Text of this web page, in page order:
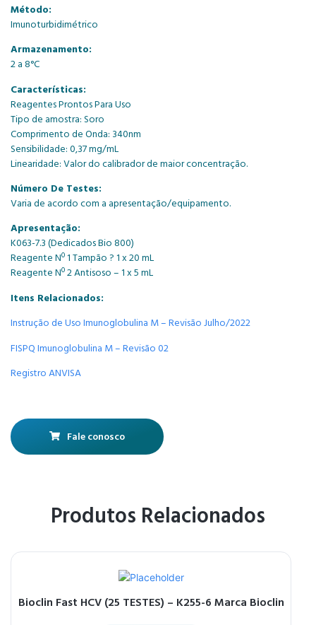
Método:
Imunoturbidimétrico
Armazenamento:
2 a 8°C
Características:
Reagentes Prontos Para Uso
Tipo de amostra: Soro
Comprimento de Onda: 340nm
Sensibilidade: 0,37 mg/mL
Linearidade: Valor do calibrador de maior concentração.
Número De Testes:
Varia de acordo com a apresentação/equipamento.
Apresentação:
K063-7.3 (Dedicados Bio 800)
Reagente Nº 1 Tampão ? 1 x 20 mL
Reagente Nº 2 Antisoso – 1 x 5 mL
Itens Relacionados:
Instrução de Uso Imunoglobulina M – Revisão Julho/2022
FISPQ Imunoglobulina M – Revisão 02
Registro ANVISA
Fale conosco
Produtos Relacionados
Bioclin Fast HCV (25 TESTES) – K255-6 Marca Bioclin